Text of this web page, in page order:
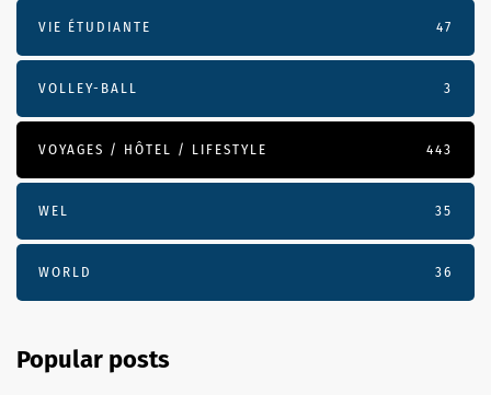
VIE ÉTUDIANTE 47
VOLLEY-BALL 3
VOYAGES / HÔTEL / LIFESTYLE 443
WEL 35
WORLD 36
Popular posts